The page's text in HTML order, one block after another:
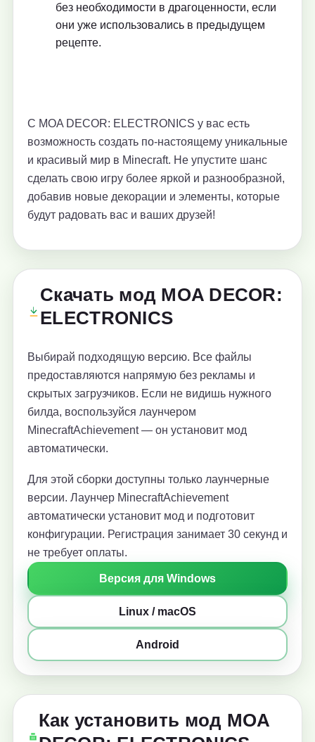
без необходимости в драгоценности, если
они уже использовались в предыдущем
рецепте.
С MOA DECOR: ELECTRONICS у вас есть
возможность создать по-настоящему уникальные
и красивый мир в Minecraft. Не упустите шанс
сделать свою игру более яркой и разнообразной,
добавив новые декорации и элементы, которые
будут радовать вас и ваших друзей!
Скачать мод MOA DECOR:
ELECTRONICS
Выбирай подходящую версию. Все файлы
предоставляются напрямую без рекламы и
скрытых загрузчиков. Если не видишь нужного
билда, воспользуйся лаунчером
MinecraftAchievement — он установит мод
автоматически.
Для этой сборки доступны только лаунчерные
версии. Лаунчер MinecraftAchievement
автоматически установит мод и подготовит
конфигурации. Регистрация занимает 30 секунд и
не требует оплаты.
Версия для Windows
Linux / macOS
Android
Как установить мод MOA